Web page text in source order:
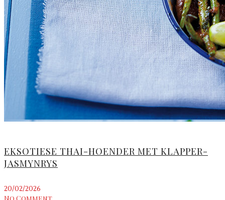
EKSOTIESE THAI-HOENDER MET KLAPPER-
JASMYNRYS
20/02/2026